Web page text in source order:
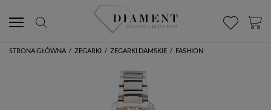
STRONA GŁÓWNA / ZEGARKI / ZEGARKI DAMSKIE / FASHION